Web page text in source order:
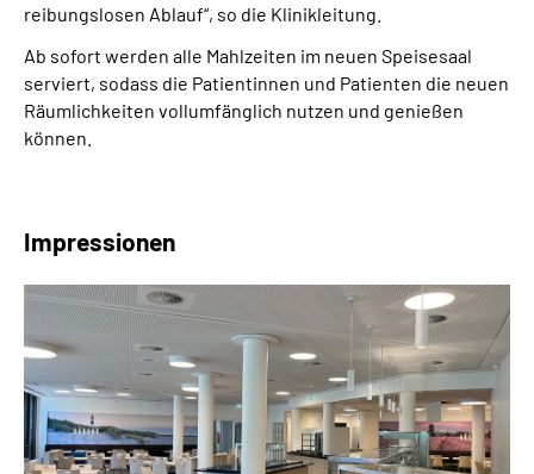
reibungslosen Ablauf“, so die Klinikleitung.
Ab sofort werden alle Mahlzeiten im neuen Speisesaal
serviert, sodass die Patientinnen und Patienten die neuen
Räumlichkeiten vollumfänglich nutzen und genießen
können.
Impressionen